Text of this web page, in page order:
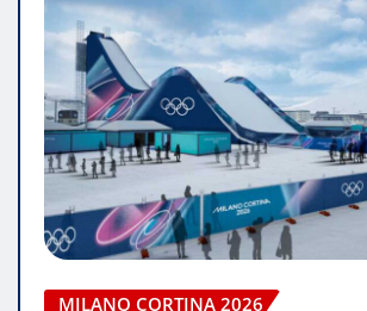
MILANO CORTINA 2026